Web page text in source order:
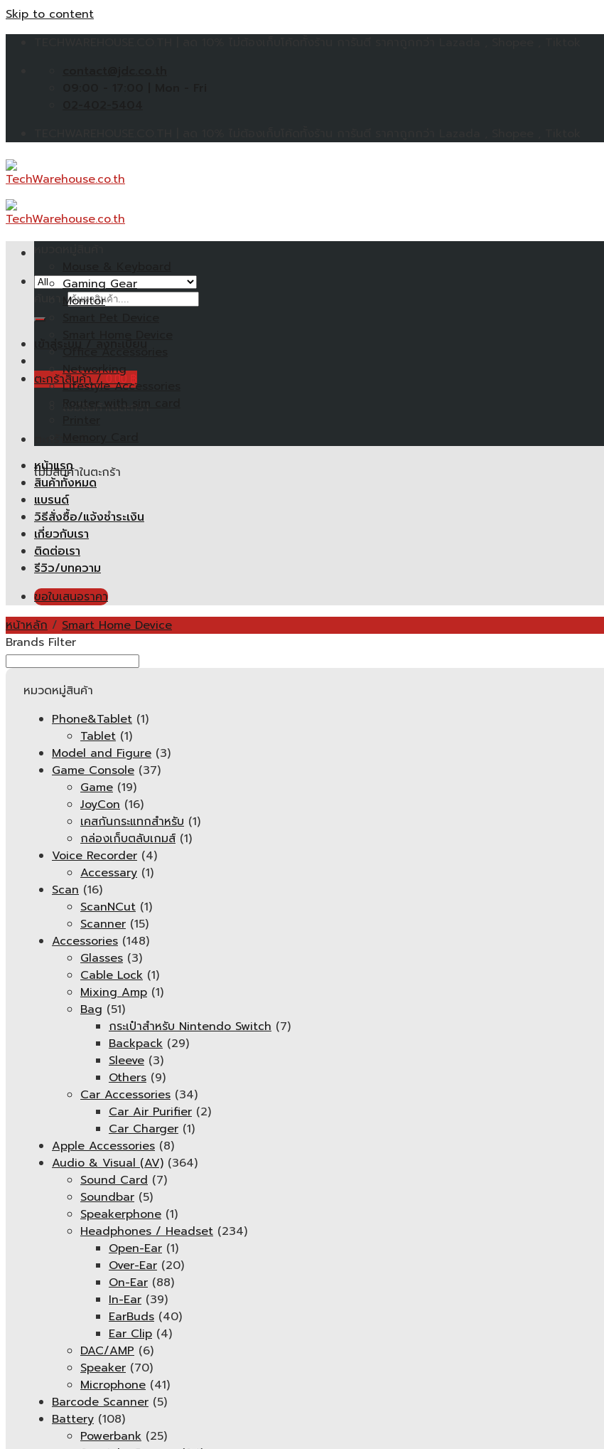
Skip to content
ตะกร้าสินค้า /0.00 ฿
ไม่มีสินค้าในตะกร้า
ไม่มีสินค้าในตะกร้า
Gaming Gear
Monitor
Networking
Lifestyle Accessories
Router with sim card
หน้าแรก
สินค้าทั้งหมด
แบรนด์
วิธีสั่งซื้อ/แจ้งชำระเงิน
เกี่ยวกับเรา
ติดต่อเรา
รีวิว/บทความ
ขอใบเสนอราคา
หน้าหลัก / Smart Home Device
Brands Filter
หมวดหมู่สินค้า
Phone&Tablet (1)
Tablet (1)
Model and Figure (3)
Game Console (37)
Game (19)
JoyCon (16)
เคสกันกระแทกสำหรับ (1)
กล่องเก็บตลับเกมส์ (1)
Voice Recorder (4)
Accessary (1)
Scan (16)
ScanNCut (1)
Scanner (15)
Accessories (148)
Glasses (3)
Cable Lock (1)
Mixing Amp (1)
Bag (51)
กระเป๋าสำหรับ Nintendo Switch (7)
Backpack (29)
Sleeve (3)
Others (9)
Car Accessories (34)
Car Air Purifier (2)
Car Charger (1)
Apple Accessories (8)
Audio & Visual (AV) (364)
Sound Card (7)
Soundbar (5)
Speakerphone (1)
Headphones / Headset (234)
Open-Ear (1)
Over-Ear (20)
On-Ear (88)
In-Ear (39)
EarBuds (40)
Ear Clip (4)
DAC/AMP (6)
Speaker (70)
Microphone (41)
Barcode Scanner (5)
Battery (108)
Powerbank (25)